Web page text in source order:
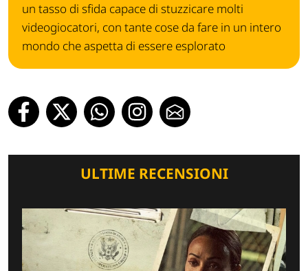
un tasso di sfida capace di stuzzicare molti
videogiocatori, con tante cose da fare in un intero
mondo che aspetta di essere esplorato
ULTIME RECENSIONI